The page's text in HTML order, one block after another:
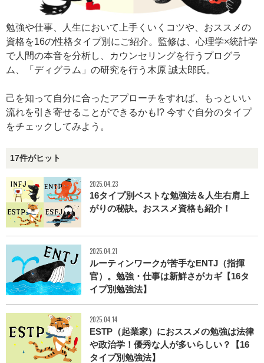
勉強や仕事、人生において上手くいくコツや、おススメの
資格を16の性格タイプ別にご紹介。監修は、心理学×統計学
で人間の本音を分析し、カウンセリングを行うプログラ
ム、「ディグラム」の研究を行う木原 誠太郎氏。
己を知って自分に合ったアプローチをすれば、もっといい
流れを引き寄せることができるかも!? 今すぐ自分のタイプ
をチェックしてみよう。
17件がヒット
2025.04.23
16タイプ別ベストな勉強法＆人生右肩上
がりの秘訣。おススメ資格も紹介！
2025.04.21
ルーティンワークが苦手なENTJ（指揮
官）。勉強・仕事は新鮮さがカギ【16タ
イプ別勉強法】
2025.04.14
ESTP（起業家）におススメの勉強は法律
や政治学！優秀な人が多いらしい？【16
タイプ別勉強法】